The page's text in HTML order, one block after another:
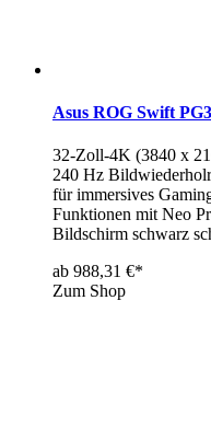
Asus ROG Swift
32-Zoll-4K (3840 x
240 Hz
für immersives
Funktionen mit Neo
Bildschirm schwarz
ab 988,31 €*
Zum Shop